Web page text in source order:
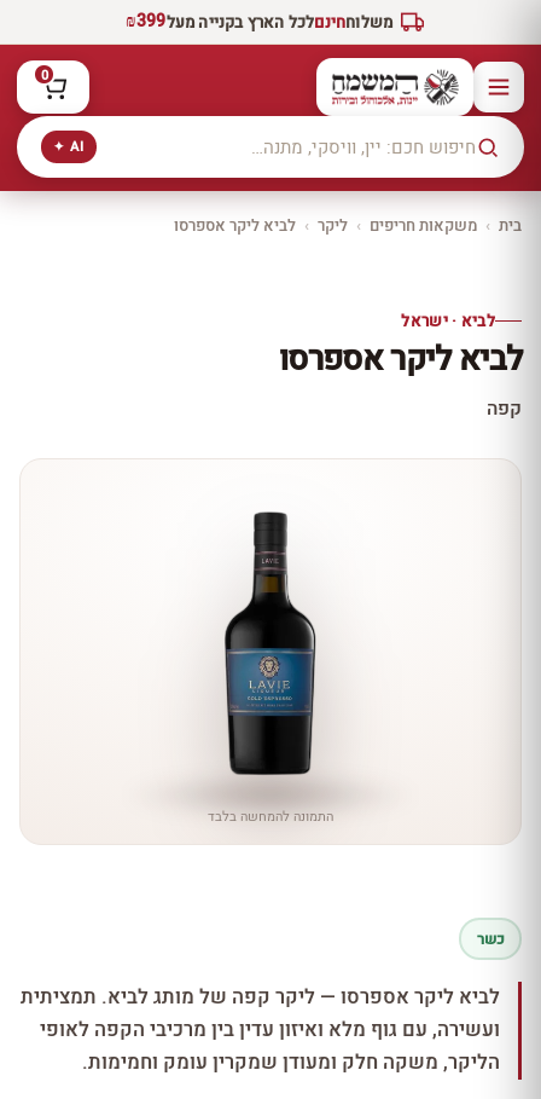
משלוחחינםלכל הארץ בקנייה מעל₪399
AI ✦
0
בית › משקאות חריפים › ליקר › לביא ליקר אספרסו
10% הנחה
עכשיו ב-10% הנחה
לביא · ישראל
לביא ליקר אספרסו
קפה
התמונה להמחשה בלבד
כשר
לביא ליקר אספרסו — ליקר קפה של מותג לביא. תמציתית
ועשירה, עם גוף מלא ואיזון עדין בין מרכיבי הקפה לאופי
הליקר, משקה חלק ומעודן שמקרין עומק וחמימות.